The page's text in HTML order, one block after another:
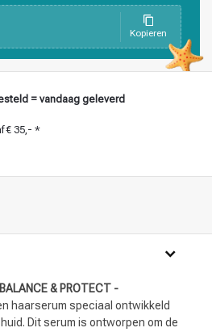
Kopieren
= vandaag geleverd
€ 35,- *
& PROTECT -
haarserum speciaal ontwikkeld
Dit serum is ontworpen om de